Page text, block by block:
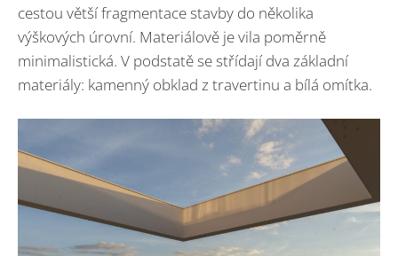
cestou větší fragmentace stavby do několika
výškových úrovní. Materiálově je vila poměrně
minimalistická. V podstatě se střídají dva základní
materiály: kamenný obklad z travertinu a bílá omítka.